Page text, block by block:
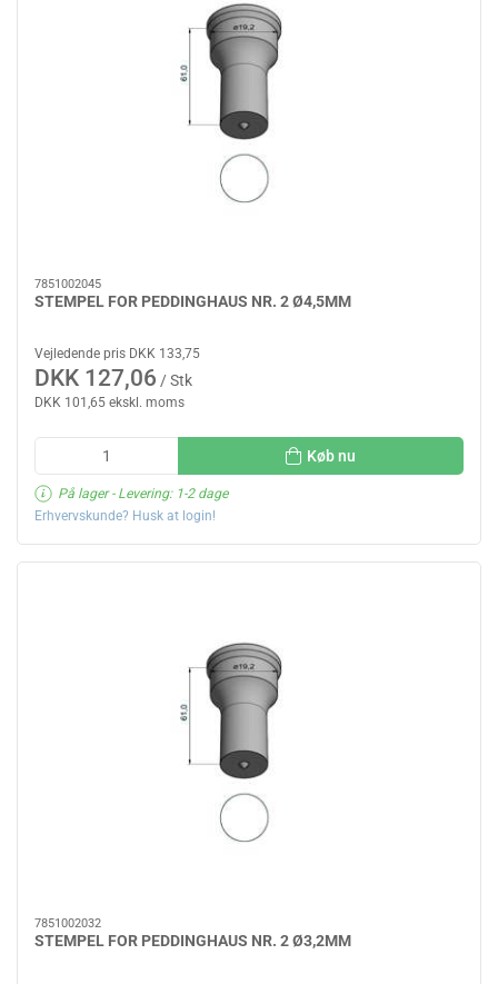
7851002045
STEMPEL FOR PEDDINGHAUS NR. 2 Ø4,5MM
Vejledende pris DKK 133,75
DKK 127,06 / Stk
DKK 101,65 ekskl. moms
Køb nu
På lager- Levering: 1-2 dage
Erhvervskunde? Husk at login!
7851002032
STEMPEL FOR PEDDINGHAUS NR. 2 Ø3,2MM